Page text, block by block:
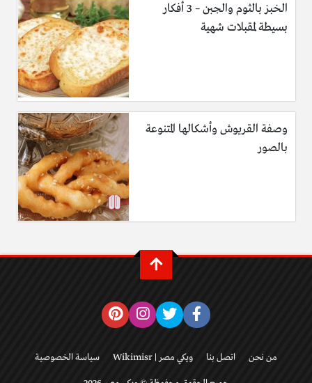
الخبز بالثوم والجبن – 3 أفكار
بسيطة لمقبلات شهية
وصفة القريوش وأشكالها المتنوعة
بالصور
من نحن اتصل بنا ويكي مصر | Wikimisr سياسة الخصوصية